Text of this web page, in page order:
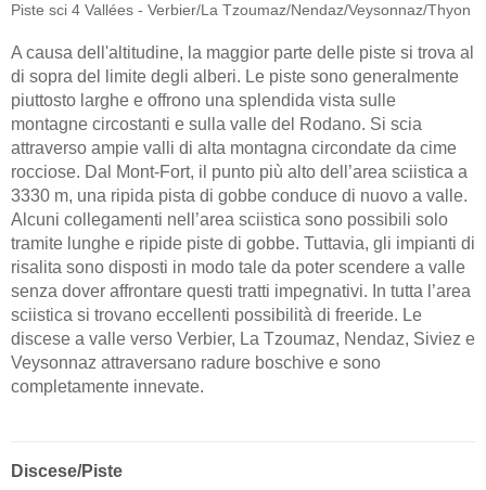
Piste sci 4 Vallées - Verbier/​La Tzoumaz/​Nendaz/​Veysonnaz/​Thyon
A causa dell'altitudine, la maggior parte delle piste si trova al
di sopra del limite degli alberi. Le piste sono generalmente
piuttosto larghe e offrono una splendida vista sulle
montagne circostanti e sulla valle del Rodano. Si scia
attraverso ampie valli di alta montagna circondate da cime
rocciose. Dal Mont-Fort, il punto più alto dell’area sciistica a
3330 m, una ripida pista di gobbe conduce di nuovo a valle.
Alcuni collegamenti nell’area sciistica sono possibili solo
tramite lunghe e ripide piste di gobbe. Tuttavia, gli impianti di
risalita sono disposti in modo tale da poter scendere a valle
senza dover affrontare questi tratti impegnativi. In tutta l’area
sciistica si trovano eccellenti possibilità di freeride. Le
discese a valle verso Verbier, La Tzoumaz, Nendaz, Siviez e
Veysonnaz attraversano radure boschive e sono
completamente innevate.
Discese/Piste